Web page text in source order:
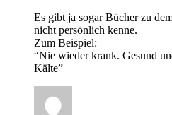
Es gibt ja sogar Bücher zu
nicht persönlich kenne.
Zum Beispiel:
“Nie wieder krank. Gesund
Kälte”